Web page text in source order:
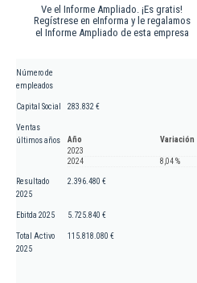
Ve el Informe Ampliado. ¡Es gratis!
Regístrese en eInforma y le regalamos
el Informe Ampliado de esta empresa
Número de
empleados
Capital Social 283.832 €
Ventas
últimos años
Año
Variación
2023
2024
8,04 %
Resultado
2025
2.396.480 €
Ebitda 2025 5.725.840 €
Total Activo
2025
115.818.080 €